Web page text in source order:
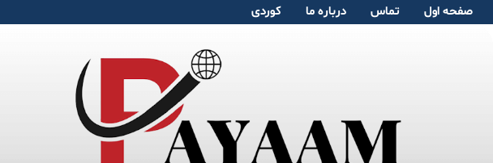
صفحە اول تماس دربارە ما کوردی